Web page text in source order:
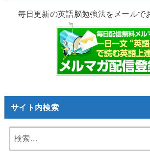
毎日更新の英語脳勉強法をメールで
サイト内検索
索: